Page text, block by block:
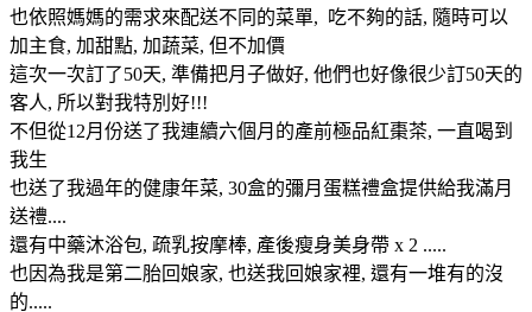
也依照媽媽的需求來配送不同的菜單, 吃不夠的話, 隨時可以
加主食, 加甜點, 加蔬菜, 但不加價
這次一次訂了50天, 準備把月子做好, 他們也好像很少訂50天的
客人, 所以對我特別好!!!
不但從12月份送了我連續六個月的產前極品紅棗茶, 一直喝到
我生
也送了我過年的健康年菜, 30盒的彌月蛋糕禮盒提供給我滿月
送禮....
還有中藥沐浴包, 疏乳按摩棒, 產後瘦身美身帶 x 2 .....
也因為我是第二胎回娘家, 也送我回娘家裡, 還有一堆有的沒
的.....